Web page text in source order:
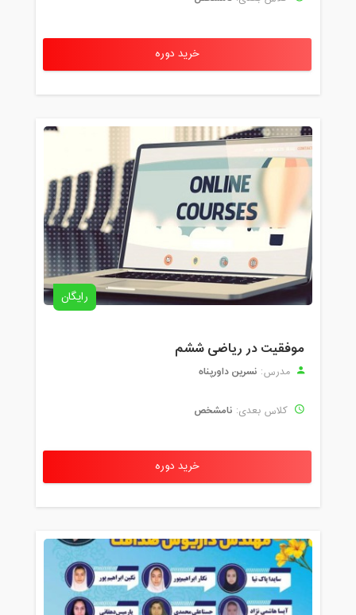
خرید دوره
رایگان
موفقیت در ریاضی ششم
مدرس: نسرین داورپناه
کلاس بعدی: نامشخص
خرید دوره